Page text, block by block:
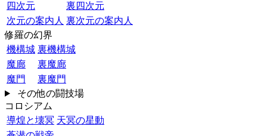
四次元
裏四次元
次元の案内人 裏次元の案内人
修羅の幻界
機構城 裏機構城
魔廊
裏魔廊
魔門
裏魔門
その他の闘技場
コロシアム
導煌と壊冥 天冥の星動